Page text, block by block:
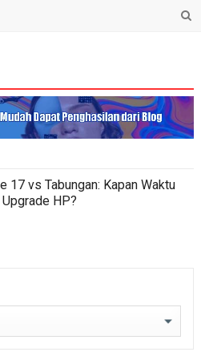
17 vs Tabungan: Kapan Waktu
HP?